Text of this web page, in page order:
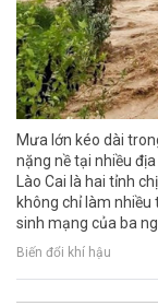
Mưa lớn kéo dài
nặng nề tại nhiều
Lào Cai là hai tỉnh
không chỉ làm
sinh mạng của ba
Biến đổi khí hậu